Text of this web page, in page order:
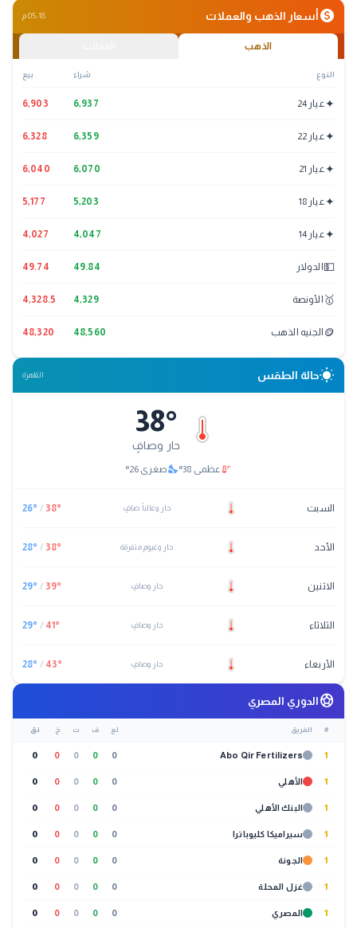
monetization_onأسعار الذهب والعملات 05:18 م
الذهب
النوع شراء بيع
✦ عيار 24 6,937
6,903
✦ عيار 22 6,359
6,328
✦ عيار 21 6,070
6,040
✦ عيار 18 5,203
5,177
✦ عيار 14 4,047
4,027
💵الدولار 49.84
49.74
🥇 الأونصة 4,329
4,328.5
🪙 الجنيه الذهب 48,560
48,320
wb_sunnyحالة الطقس القاهرة
38°
حار وصافٍ
thermostat عظمى 38
°
nights_stayصغرى 26
°
السبت حار وغالباً صافٍ 38°
/
26°
الأحد حار وغيوم متفرقة 38°
/
28°
الاثنين حار وصافٍ 39°
/
29°
الثلاثاء حار وصافٍ 41°
/
29°
الأربعاء حار وصافٍ 43°
/
28°
sports_soccerالدوري المصري
# الفريق لع ف ت خ نق
1
Abo Qir Fertilizers
0
0
0
0
0
1 الأهلي 0
0
0
0
0
1 البنك الأهلي 0
0
0
0
0
1 سيراميكا كليوباترا 0
0
0
0
0
1 الجونة 0
0
0
0
0
1 غزل المحلة 0
0
0
0
0
1 المصري 0
0
0
0
0